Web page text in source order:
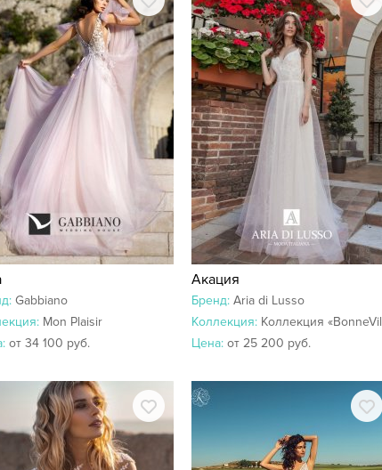
Gabbiano
Mon Plaisir
от 34 100 руб.
Акация
Бренд: Aria di Lusso
Коллекция: Коллекция «BonneVille»
Цена: от 25 200 руб.